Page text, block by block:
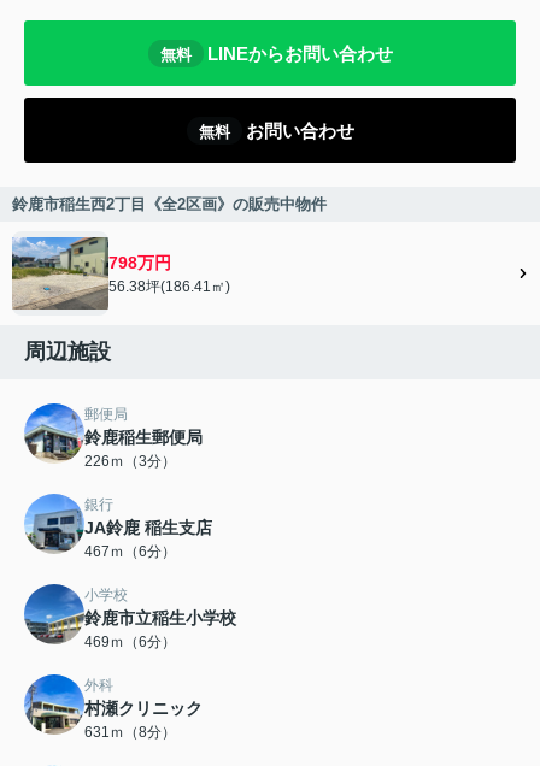
無料 LINEからお問い合わせ
無料 お問い合わせ
鈴鹿市稲生西2丁目《全2区画》の販売中物件
798万円
56.38坪(186.41㎡)
周辺施設
郵便局
鈴鹿稲生郵便局
226ｍ（3分）
銀行
JA鈴鹿 稲生支店
467ｍ（6分）
小学校
鈴鹿市立稲生小学校
469ｍ（6分）
外科
村瀬クリニック
631ｍ（8分）